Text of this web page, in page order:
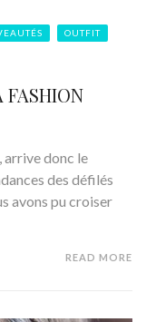
OUTFIT
FASHION
arrive donc le
des défilés
avons pu croiser
READ MORE